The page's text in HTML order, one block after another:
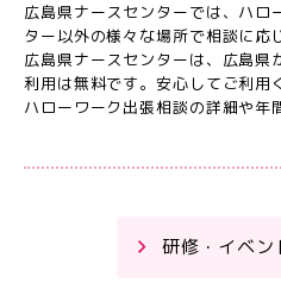
広島県ナースセンターでは、ハロ
ター以外の様々な場所で相談に応
広島県ナースセンターは、広島県
利用は無料です。安心してご利用
ハローワーク出張相談の詳細や年
研修・イベン